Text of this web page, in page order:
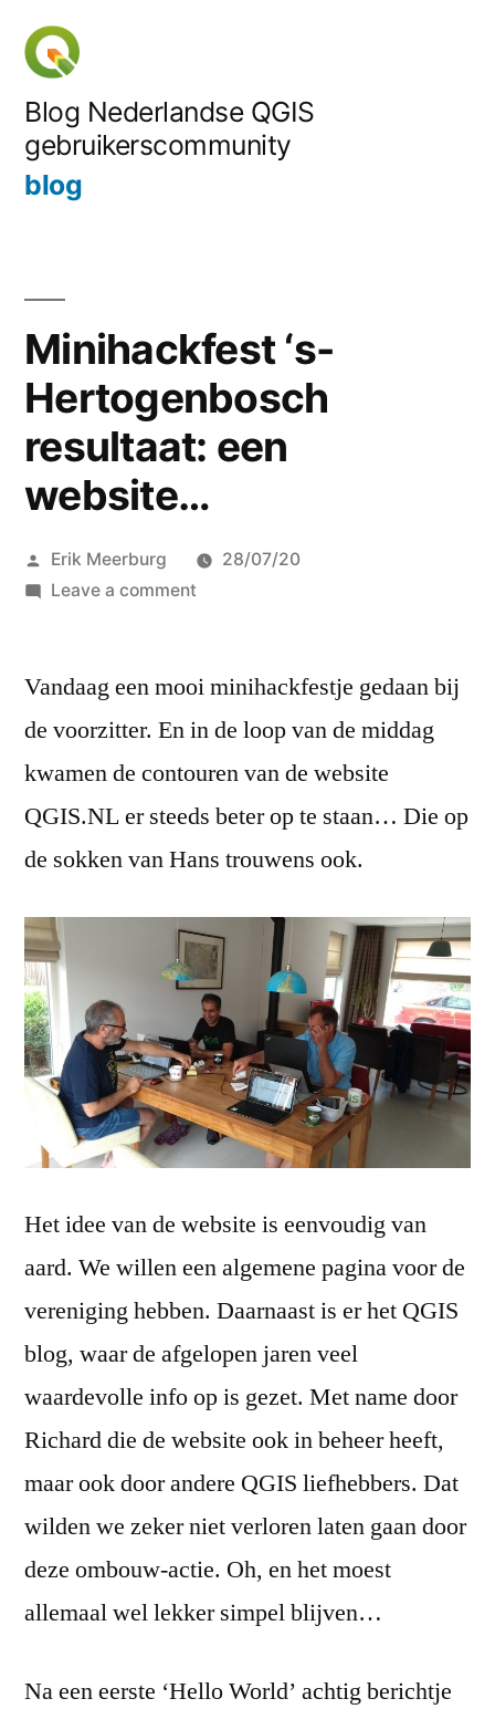
Skip
content
Blog Nederlandse QGIS
gebruikerscommunity
blog
Minihackfest ‘s-
Hertogenbosch
resultaat: een
website…
Posted
by
Erik Meerburg
28/07/20
Leave a commenton
Hertogenbosch
een
website…
Vandaag een mooi minihackfestje gedaan bij
de voorzitter. En in de loop van de middag
kwamen de contouren van de website
QGIS.NL er steeds beter op te staan… Die op
de sokken van Hans trouwens ook.
Het idee van de website is eenvoudig van
aard. We willen een algemene pagina voor de
vereniging hebben. Daarnaast is er het QGIS
blog, waar de afgelopen jaren veel
waardevolle info op is gezet. Met name door
Richard die de website ook in beheer heeft,
maar ook door andere QGIS liefhebbers. Dat
wilden we zeker niet verloren laten gaan door
deze ombouw-actie. Oh, en het moest
allemaal wel lekker simpel blijven…
Na een eerste ‘Hello World’ achtig berichtje